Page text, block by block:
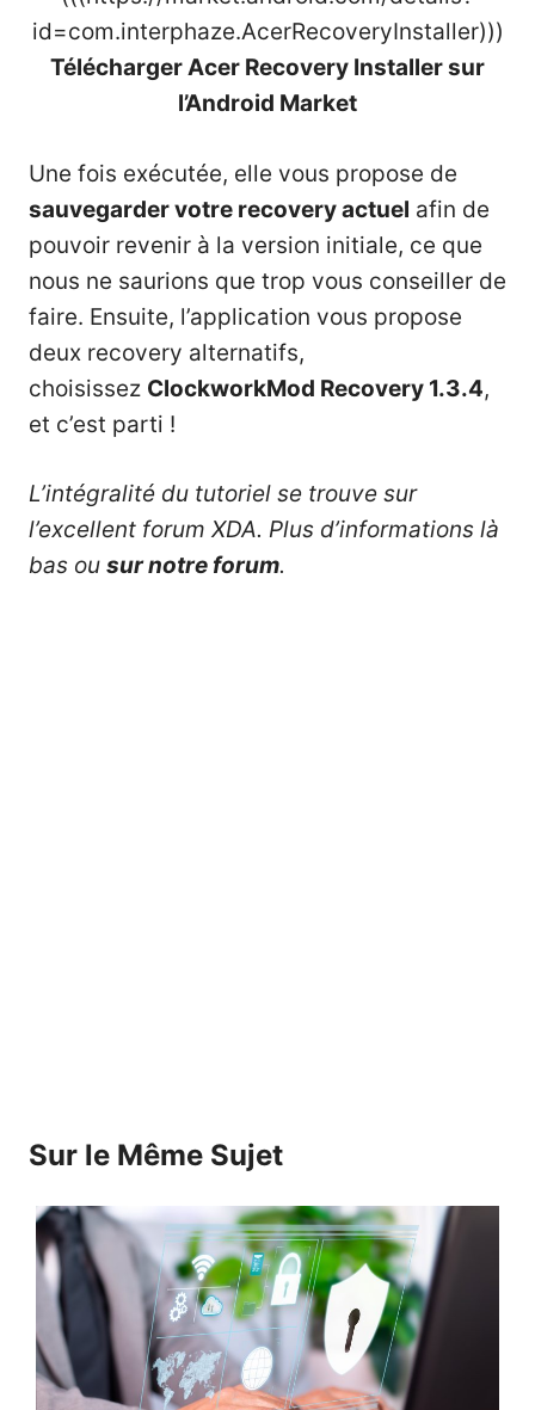
id=com.interphaze.AcerRecoveryInstaller)))
Télécharger Acer Recovery Installer sur
l’Android Market
Une fois exécutée, elle vous propose de
sauvegarder votre recovery actuel afin de
pouvoir revenir à la version initiale, ce que
nous ne saurions que trop vous conseiller de
faire. Ensuite, l’application vous propose
deux recovery alternatifs,
choisissez ClockworkMod Recovery 1.3.4,
et c’est parti !
L’intégralité du tutoriel se trouve sur
l’excellent forum XDA. Plus d’informations là
bas ou sur notre forum.
Sur le Même Sujet